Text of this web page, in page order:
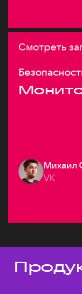
Смотреть
Михаил
VK
Темы